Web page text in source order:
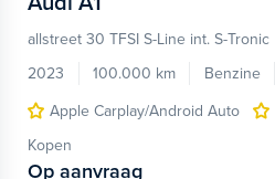
allstreet 30 TFSI S-Line int. S-Tronic
2023
100.000 km Benzine
Apple Carplay/Android Auto
Kopen
Op aanvraag